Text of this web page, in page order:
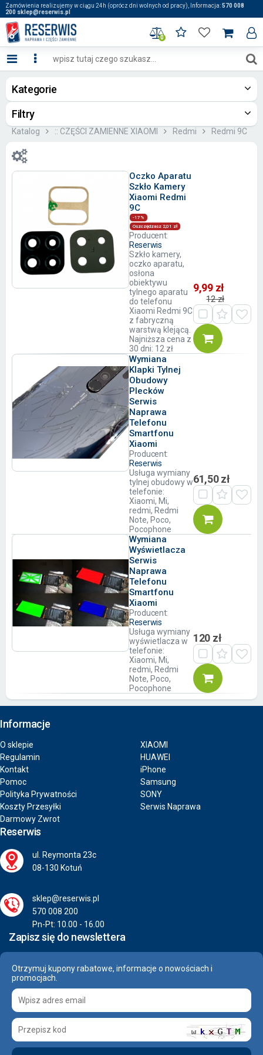
Zamówienia realizujemy w ciągu 24h (oprócz dni wolnych od pracy), Informacja:570 008
200 sklep@reserwis.pl
0
Kategorie
Filtry
Katalog :: CZĘŚCI ZAMIENNE XIAOMI Redmi Redmi 9C
Oczko Aparatu
Szkło Kamery
Xiaomi Redmi
9C
-17%
Oszczędzasz 2,01 zł
Producent:
Reserwis
Szkło kamery,
oczko aparatu,
osłona
obiektywu
tylnego aparatu
do telefonu
Xiaomi Redmi 9C
z fabryczną
warstwą klejącą.
Najniższa cena z
30 dni: 12 zł
9,99 zł
12 zł
Wymiana
Klapki Tylnej
Obudowy
Plecków
Serwis
Naprawa
Telefonu
Smartfonu
Xiaomi
Producent:
Reserwis
Usługa wymiany
tylnej obudowy w
telefonie:
Xiaomi, Mi,
redmi, Redmi
Note, Poco,
Pocophone
61,50 zł
Wymiana
Wyświetlacza
Serwis
Naprawa
Telefonu
Smartfonu
Xiaomi
Producent:
Reserwis
Usługa wymiany
wyświetlacza w
telefonie:
Xiaomi, Mi,
redmi, Redmi
Note, Poco,
Pocophone
120 zł
Informacje
O sklepie
Regulamin
Kontakt
Pomoc
Polityka Prywatności
Koszty Przesyłki
Darmowy Zwrot
XIAOMI
HUAWEI
iPhone
Samsung
SONY
Serwis Naprawa
Reserwis
ul. Reymonta 23c
08-130 Kotuń
sklep@reserwis.pl
570 008 200
Pn-Pt: 10.00 - 16.00
Zapisz się do newslettera
Otrzymuj kupony rabatowe, informacje o nowościach i
promocjach.